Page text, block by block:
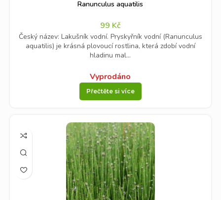
Ranunculus aquatilis
99 Kč
Český název: Lakušník vodní. Pryskyřník vodní (Ranunculus
aquatilis) je krásná plovoucí rostlina, která zdobí vodní
hladinu mal...
Vyprodáno
Přečtěte si více